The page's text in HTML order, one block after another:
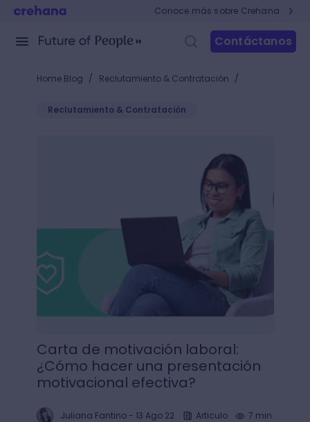
Conoce más sobre Crehana
Contáctanos
Home Blog / Reclutamiento & Contratación /
Reclutamiento & Contratación
Carta de motivación laboral:
¿Cómo hacer una presentación
motivacional efectiva?
Juliana Fantino- 13 Ago 22 Articulo 7 min.